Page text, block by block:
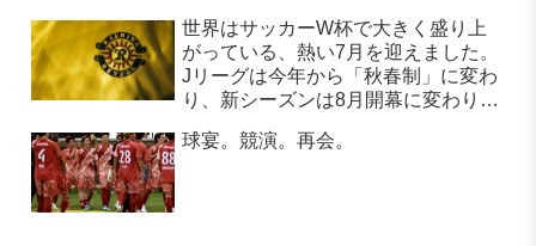
世界はサッカーW杯で大きく盛り上
がっている、熱い7月を迎えました。
Jリーグは今年から「秋春制」に変わ
り、新シーズンは8月開幕に変わりま
球宴。競演。再会。